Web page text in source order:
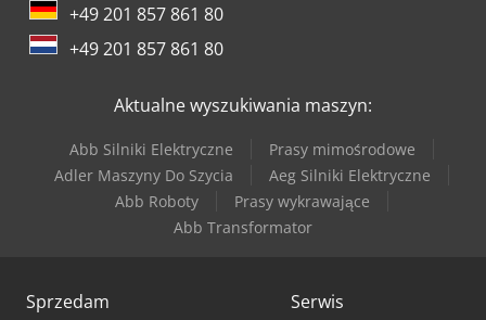
+49 201 857 861 80
+49 201 857 861 80
Aktualne wyszukiwania maszyn:
Abb Silniki Elektryczne
Prasy mimośrodowe
Adler Maszyny Do Szycia
Aeg Silniki Elektryczne
Abb Roboty
Prasy wykrawające
Abb Transformator
Sprzedam Serwis